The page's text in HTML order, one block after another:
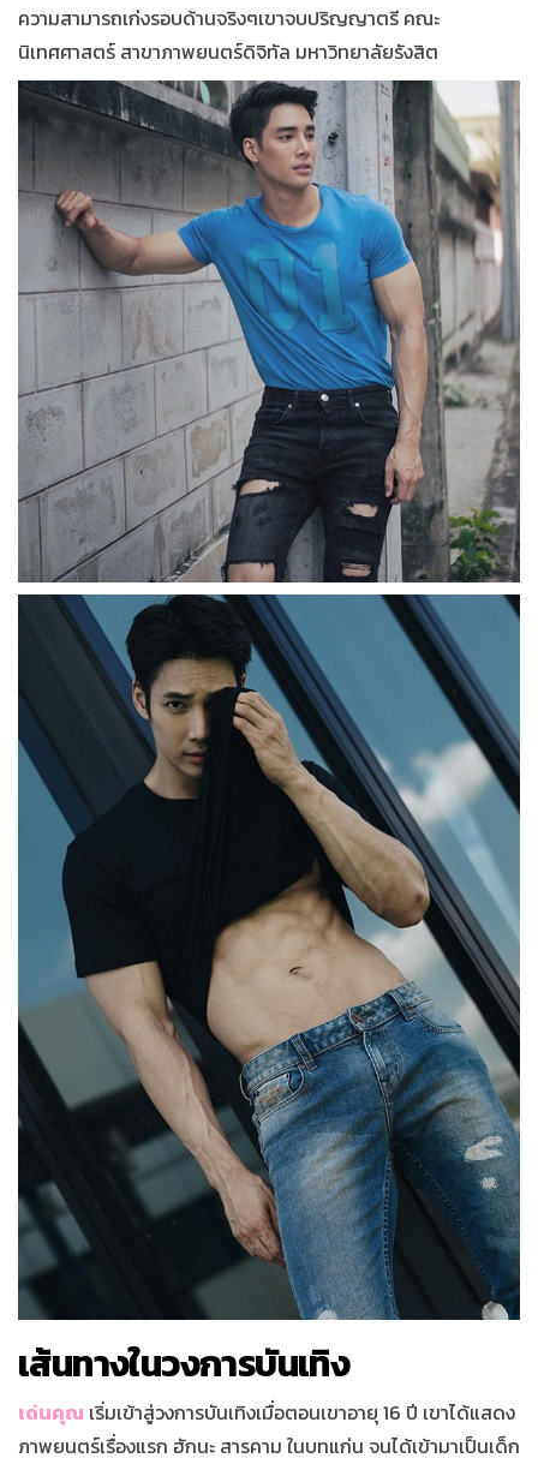
ความสามารถเก่งรอบด้านจริงๆเขาจบปริญญาตรี คณะ
นิเทศศาสตร์ สาขาภาพยนตร์ดิจิทัล มหาวิทยาลัยรังสิต
เส้นทางในวงการบันเทิง
เด่นคุณ เริ่มเข้าสู่วงการบันเทิงเมื่อตอนเขาอายุ 16 ปี เขาได้แสดง
ภาพยนตร์เรื่องแรก ฮักนะ สารคาม ในบทแก่น จนได้เข้ามาเป็นเด็ก